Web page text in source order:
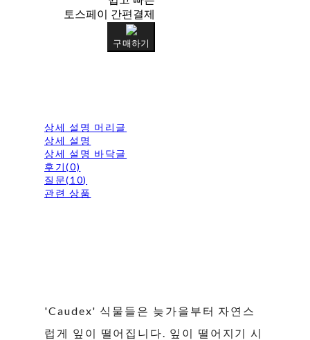
토스페이 간편결제
구매하기
상세 설명 머리글
상세 설명
상세 설명 바닥글
후기(0)
질문(10)
관련 상품
'Caudex' 식물들은 늦가을부터 자연스
럽게 잎이 떨어집니다. 잎이 떨어지기 시